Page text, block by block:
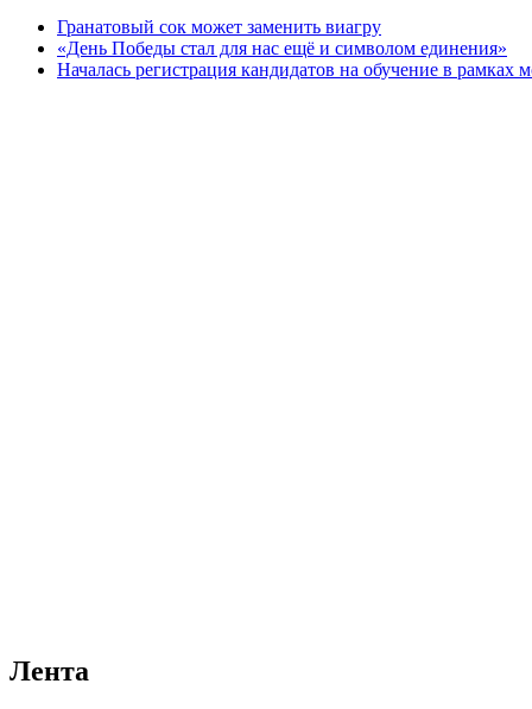
Гранатовый сок может заменить виагру
«День Победы стал для нас ещё и символом единения»
Началась регистрация кандидатов на обучение в рамках
Лента